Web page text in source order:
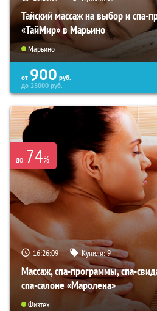
Тайский массаж на выбор и спа-
«ТайМир» в Марьино
Марьино
от 900 руб.
до28000руб.
до 74%
16:26:07 Купили:9
Массаж, спа-программы, спа-
спа-салоне «Маролена»
Физтех